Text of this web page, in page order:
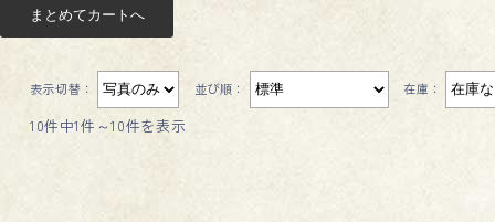
表示切替： 並び順： 在庫：
10件中1件～10件を表示